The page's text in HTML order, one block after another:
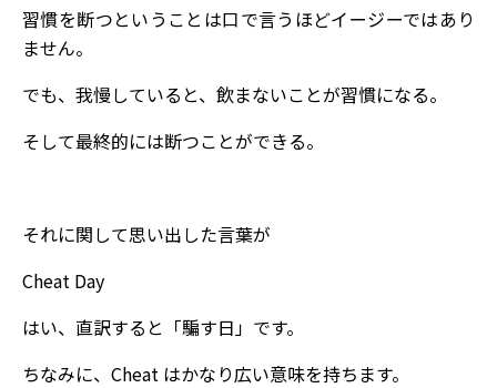
習慣を断つということは口で言うほどイージーではあり
ません。
でも、我慢していると、飲まないことが習慣になる。
そして最終的には断つことができる。
それに関して思い出した言葉が
Cheat Day
はい、直訳すると「騙す日」です。
ちなみに、Cheat はかなり広い意味を持ちます。